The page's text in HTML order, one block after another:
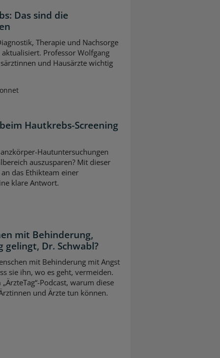
Das sind die
Therapie und Nachsorge
Professor Wolfgang
und Hausärzte wichtig
Hautkrebs-Screening
Hautuntersuchungen
auszusparen? Mit dieser
das Ethikteam einer
klare Antwort.
mit Behinderung,
Dr. Schwabl?
mit Behinderung mit Angst
sie ihn, wo es geht, vermeiden.
Podcast, warum diese
und Ärzte tun können.